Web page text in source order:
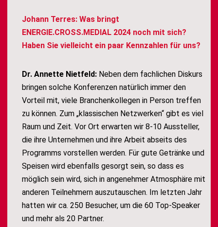
Johann Terres: Was bringt
ENERGIE.CROSS.MEDIAL 2024 noch mit sich?
Haben Sie vielleicht ein paar Kennzahlen für uns?
Dr. Annette Nietfeld: Neben dem fachlichen Diskurs
bringen solche Konferenzen natürlich immer den
Vorteil mit, viele Branchenkollegen in Person treffen
zu können. Zum „klassischen Netzwerken“ gibt es viel
Raum und Zeit. Vor Ort erwarten wir 8-10 Aussteller,
die ihre Unternehmen und ihre Arbeit abseits des
Programms vorstellen werden. Für gute Getränke und
Speisen wird ebenfalls gesorgt sein, so dass es
möglich sein wird, sich in angenehmer Atmosphäre mit
anderen Teilnehmern auszutauschen. Im letzten Jahr
hatten wir ca. 250 Besucher, um die 60 Top-Speaker
und mehr als 20 Partner.